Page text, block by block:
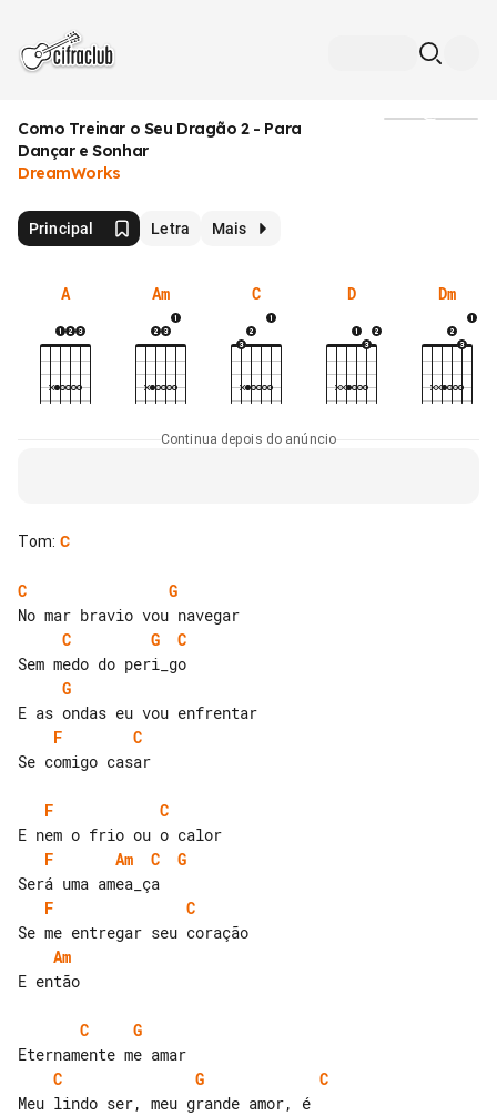
Como Treinar o Seu Dragão 2 - Para
Dançar e Sonhar
DreamWorks
Principal Letra Mais
A Am C D Dm
Continua depois do anúncio
Tom: C
C
G
C
G
C
G
F
C
Se comigo casar
F
C
F
Am C
G
F
C
Am
E então
C
G
C
G
C